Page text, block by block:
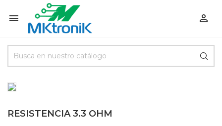
 
RESISTENCIA 3.3 OHM